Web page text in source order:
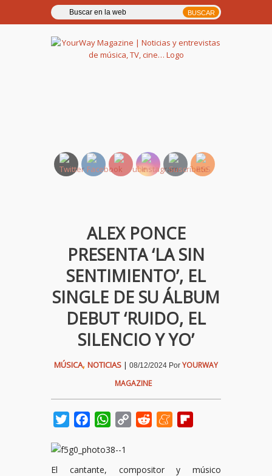
ALEX PONCE
PRESENTA ‘LA SIN
SENTIMIENTO’, EL
SINGLE DE SU ÁLBUM
DEBUT ‘RUIDO, EL
SILENCIO Y YO’
MÚSICA, NOTICIAS | 08/12/2024 Por YOURWAY
MAGAZINE
TwitterFacebookWhatsApp
Copy
Reddit Meneame
El cantante, compositor y músico